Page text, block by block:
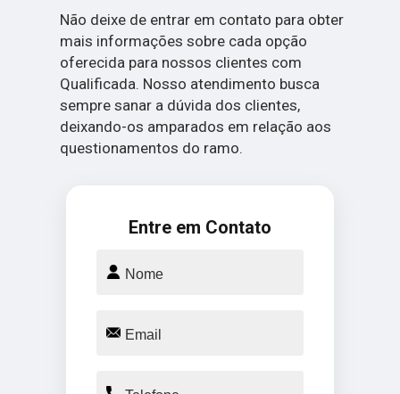
Não deixe de entrar em contato para obter
mais informações sobre cada opção
oferecida para nossos clientes com
Qualificada. Nosso atendimento busca
sempre sanar a dúvida dos clientes,
deixando-os amparados em relação aos
questionamentos do ramo.
Entre em Contato